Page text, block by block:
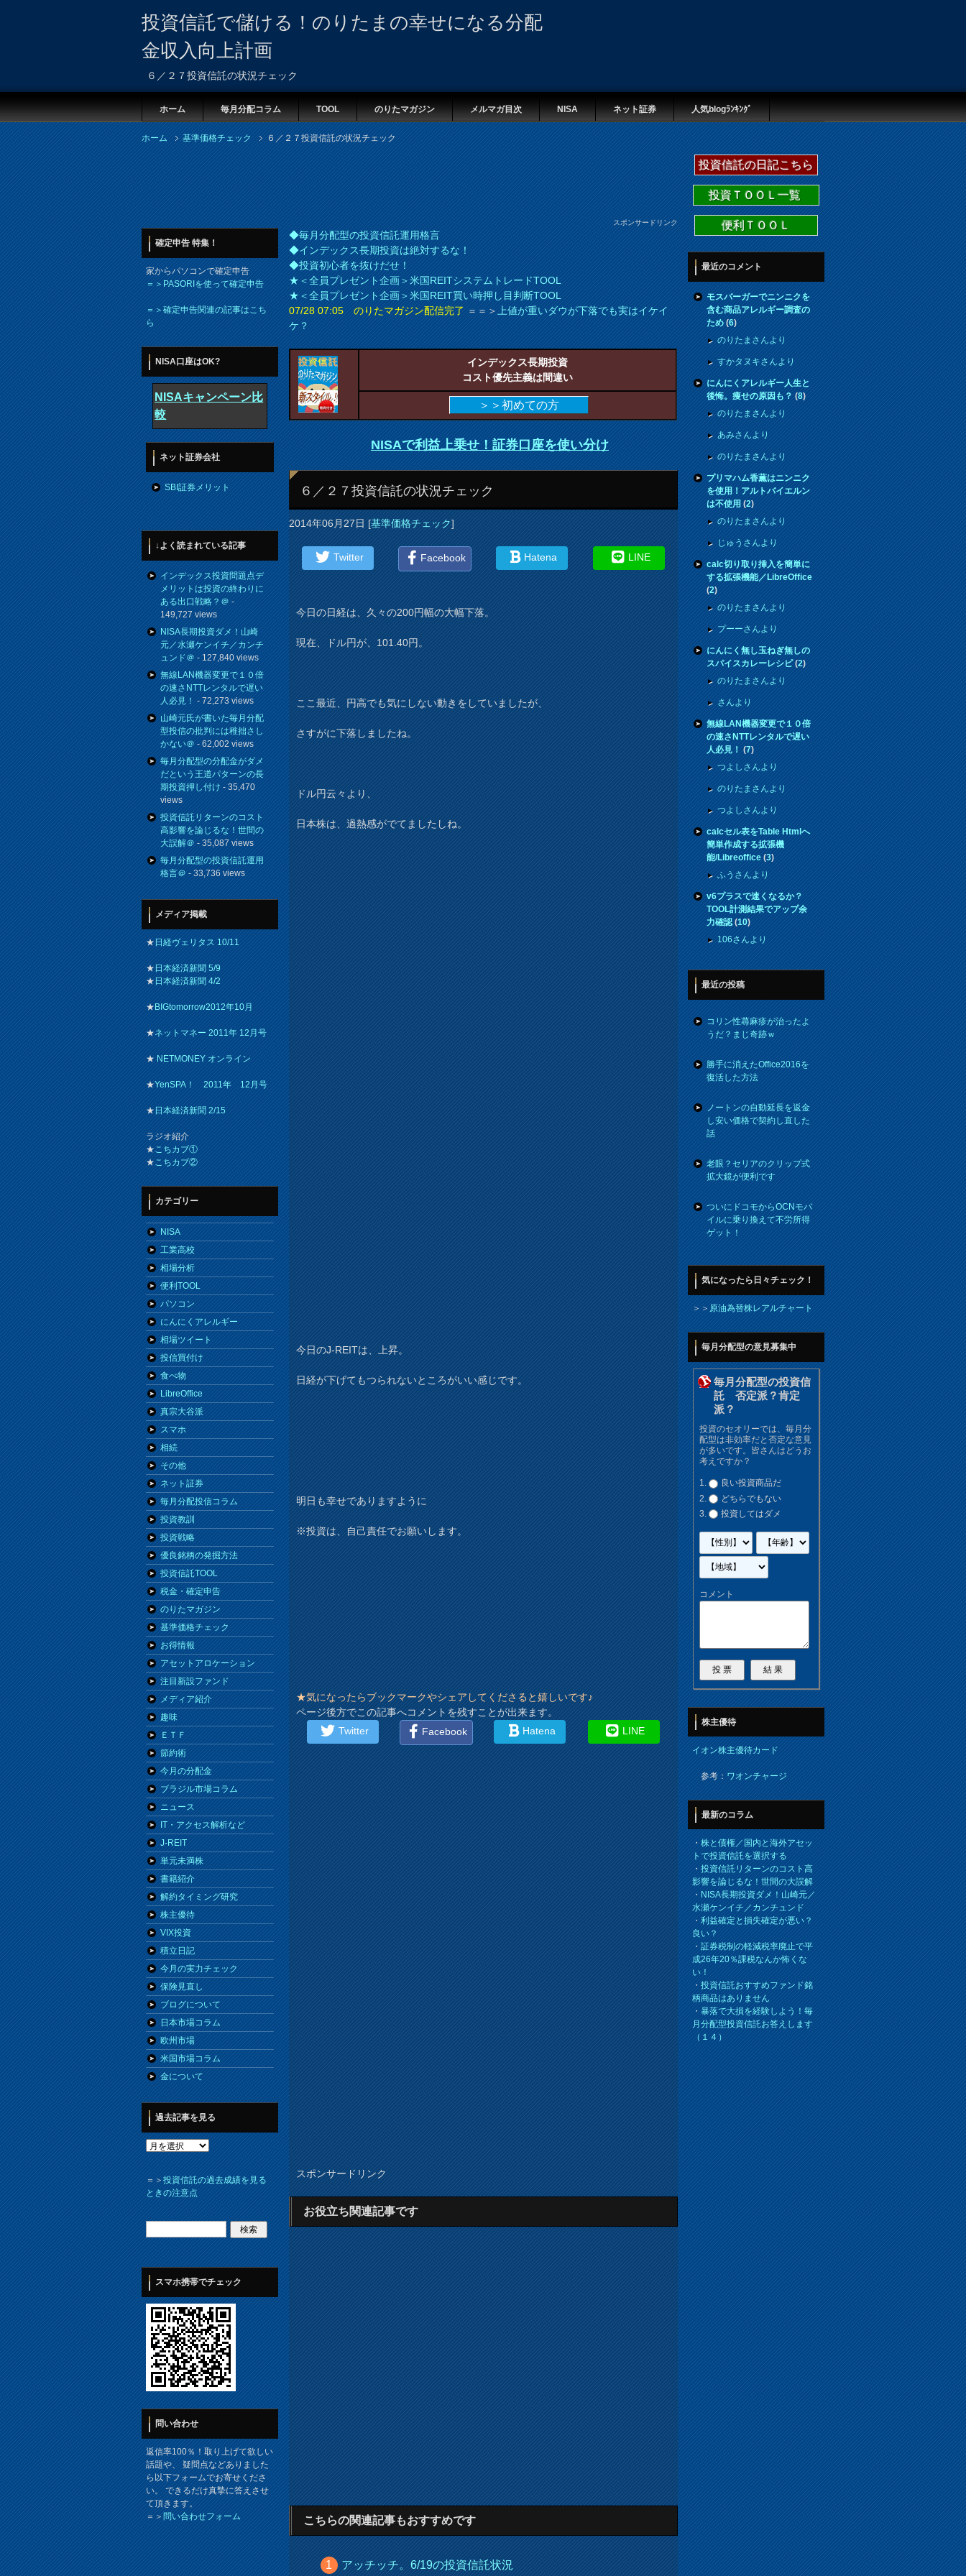
投資信託で儲ける！のりたまの幸せになる分配
金収入向上計画
６／２７投資信託の状況チェック
ホーム 毎月分配コラム TOOL のりたマガジン メルマガ目次 NISA ネット証券 人気blogﾗﾝｷﾝｸﾞ
ホーム 基準価格チェック ６／２７投資信託の状況チェック
スポンサードリンク
◆毎月分配型の投資信託運用格言
◆インデックス長期投資は絶対するな！
◆投資初心者を抜けだせ！
★＜全員プレゼント企画＞米国REITシステムトレードTOOL
★＜全員プレゼント企画＞米国REIT買い時押し目判断TOOL
07/28 07:05 のりたマガジン配信完了＝＝＞上値が重いダウが下落でも実はイケイ
ケ？
インデックス長期投資
コスト優先主義は間違い
＞＞初めての方
NISAで利益上乗せ！証券口座を使い分け
６／２７投資信託の状況チェック
2014年06月27日[基準価格チェック]
Twitter Facebook Hatena LINE
今日の日経は、久々の200円幅の大幅下落。
現在、ドル円が、101.40円。
ここ最近、円高でも気にしない動きをしていましたが、
さすがに下落しましたね。
ドル円云々より、
日本株は、過熱感がでてましたしね。
今日のJ-REITは、上昇。
日経が下げてもつられないところがいい感じです。
明日も幸せでありますように
※投資は、自己責任でお願いします。
★気になったらブックマークやシェアしてくださると嬉しいです♪
ページ後方でこの記事へコメントを残すことが出来ます。
Twitter
Facebook Hatena LINE
スポンサードリンク
お役立ち関連記事です
こちらの関連記事もおすすめです
アッチッチ。6/19の投資信託状況
確定申告 特集！
家からパソコンで確定申告
＝＞PASORIを使って確定申告
＝＞確定申告関連の記事はこち
ら
NISA口座はOK?
NISAキャンペーン比
較
ネット証券会社
SBI証券メリット
↓よく読まれている記事
インデックス投資問題点デ
メリットは投資の終わりに
ある出口戦略？＠-
149,727 views
NISA長期投資ダメ！山崎
元／水瀬ケンイチ／カンチ
ュンド＠- 127,840 views
無線LAN機器変更で１０倍
の速さNTTレンタルで遅い
人必見！- 72,273 views
山崎元氏が書いた毎月分配
型投信の批判には稚拙さし
かない＠- 62,002 views
毎月分配型の分配金がダメ
だという王道パターンの長
期投資押し付け- 35,470
views
投資信託リターンのコスト
高影響を論じるな！世間の
大誤解＠- 35,087 views
毎月分配型の投資信託運用
格言＠- 33,736 views
メディア掲載
★日経ヴェリタス 10/11
★日本経済新聞 5/9
★日本経済新聞 4/2
★BIGtomorrow2012年10月
★ネットマネー 2011年 12月号
★NETMONEY オンライン
★YenSPA！ 2011年 12月号
★日本経済新聞 2/15
ラジオ紹介
★こちカブ①
★こちカブ②
カテゴリー
NISA
工業高校
相場分析
便利TOOL
パソコン
にんにくアレルギー
相場ツイート
投信買付け
食べ物
LibreOffice
真宗大谷派
スマホ
相続
その他
ネット証券
毎月分配投信コラム
投資教訓
投資戦略
優良銘柄の発掘方法
投資信託TOOL
税金・確定申告
のりたマガジン
基準価格チェック
お得情報
アセットアロケーション
注目新設ファンド
メディア紹介
趣味
ＥＴＦ
節約術
今月の分配金
ブラジル市場コラム
ニュース
IT・アクセス解析など
J-REIT
単元未満株
書籍紹介
解約タイミング研究
株主優待
VIX投資
積立日記
今月の実力チェック
保険見直し
ブログについて
日本市場コラム
欧州市場
米国市場コラム
金について
過去記事を見る
＝＞投資信託の過去成績を見る
ときの注意点
スマホ携帯でチェック
問い合わせ
返信率100％！取り上げて欲しい
話題や、 疑問点などありました
ら以下フォームでお寄せくださ
い。 できるだけ真摯に答えさせ
て頂きます。
＝＞問い合わせフォーム
投資信託の日記こちら
投資ＴＯＯＬ一覧
便利ＴＯＯＬ
最近のコメント
モスバーガーでニンニクを
含む商品アレルギー調査の
ため(6)
のりたまさんより
すかタヌキさんより
にんにくアレルギー人生と
後悔。痩せの原因も？(8)
のりたまさんより
あみさんより
のりたまさんより
プリマハム香薫はニンニク
を使用！アルトバイエルン
は不使用(2)
のりたまさんより
じゅうさんより
calc切り取り挿入を簡単に
する拡張機能／LibreOffice
(2)
のりたまさんより
プーーさんより
にんにく無し玉ねぎ無しの
スパイスカレーレシピ(2)
のりたまさんより
さんより
無線LAN機器変更で１０倍
の速さNTTレンタルで遅い
人必見！(7)
つよしさんより
のりたまさんより
つよしさんより
calcセル表をTable Htmlへ
簡単作成する拡張機
能/Libreoffice(3)
ふうさんより
v6プラスで速くなるか？
TOOL計測結果でアップ余
力確認(10)
106さんより
最近の投稿
コリン性蕁麻疹が治ったよ
うだ？まじ奇跡ｗ
勝手に消えたOffice2016を
復活した方法
ノートンの自動延長を返金
し安い価格で契約し直した
話
老眼？セリアのクリップ式
拡大鏡が便利です
ついにドコモからOCNモバ
イルに乗り換えて不労所得
ゲット！
気になったら日々チェック！
＞＞原油為替株レアルチャート
毎月分配型の意見募集中
毎月分配型の投資信
託 否定派？肯定
派？
投資のセオリーでは、毎月分
配型は非効率だと否定な意見
が多いです。皆さんはどうお
考えですか？
良い投資商品だ
どちらでもない
投資してはダメ
コメント
株主優待
イオン株主優待カード
参考：ワオンチャージ
最新のコラム
・株と債権／国内と海外アセッ
トで投資信託を選択する
・投資信託リターンのコスト高
影響を論じるな！世間の大誤解
・NISA長期投資ダメ！山崎元／
水瀬ケンイチ／カンチュンド
・利益確定と損失確定が悪い？
良い？
・証券税制の軽減税率廃止で平
成26年20％課税なんか怖くな
い！
・投資信託おすすめファンド銘
柄商品はありません
・暴落で大損を経験しよう！毎
月分配型投資信託お答えします
（１４）